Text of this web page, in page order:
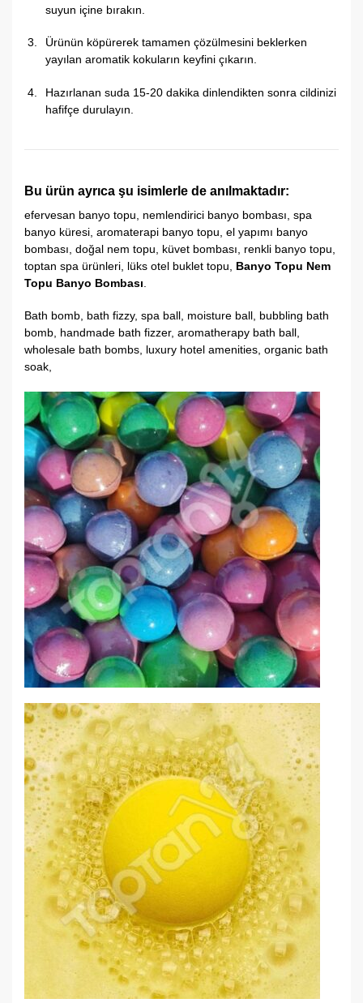
suyun içine bırakın.
Ürünün köpürerek tamamen çözülmesini beklerken
yayılan aromatik kokuların keyfini çıkarın.
Hazırlanan suda 15-20 dakika dinlendikten sonra cildinizi
hafifçe durulayın.
Bu ürün ayrıca şu isimlerle de anılmaktadır:
efervesan banyo topu, nemlendirici banyo bombası, spa
banyo küresi, aromaterapi banyo topu, el yapımı banyo
bombası, doğal nem topu, küvet bombası, renkli banyo topu,
toptan spa ürünleri, lüks otel buklet topu, Banyo Topu Nem
Topu Banyo Bombası
Bath bomb, bath fizzy, spa ball, moisture ball, bubbling bath
bomb, handmade bath fizzer, aromatherapy bath ball,
wholesale bath bombs, luxury hotel amenities, organic bath
soak,